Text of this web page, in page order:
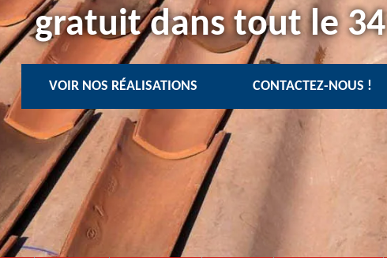
gratuit dans tout le 34
VOIR NOS RÉALISATIONS CONTACTEZ-NOUS !